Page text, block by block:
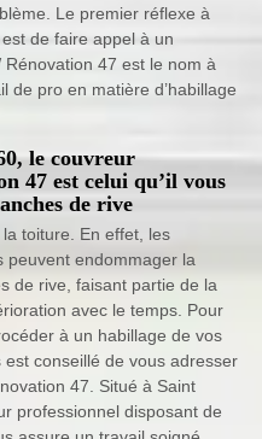
Le premier réflexe à
de faire appel à un
47 est le nom à
de pro en matière d’habillage
le couvreur
47 est celui qu’il vous
de rive
toiture. En effet, les
peuvent endommager la
de rive, faisant partie de la
avec le temps. Pour
à un habillage de vos
conseillé de vous adresser
47. Situé à Saint
professionnel disposant de